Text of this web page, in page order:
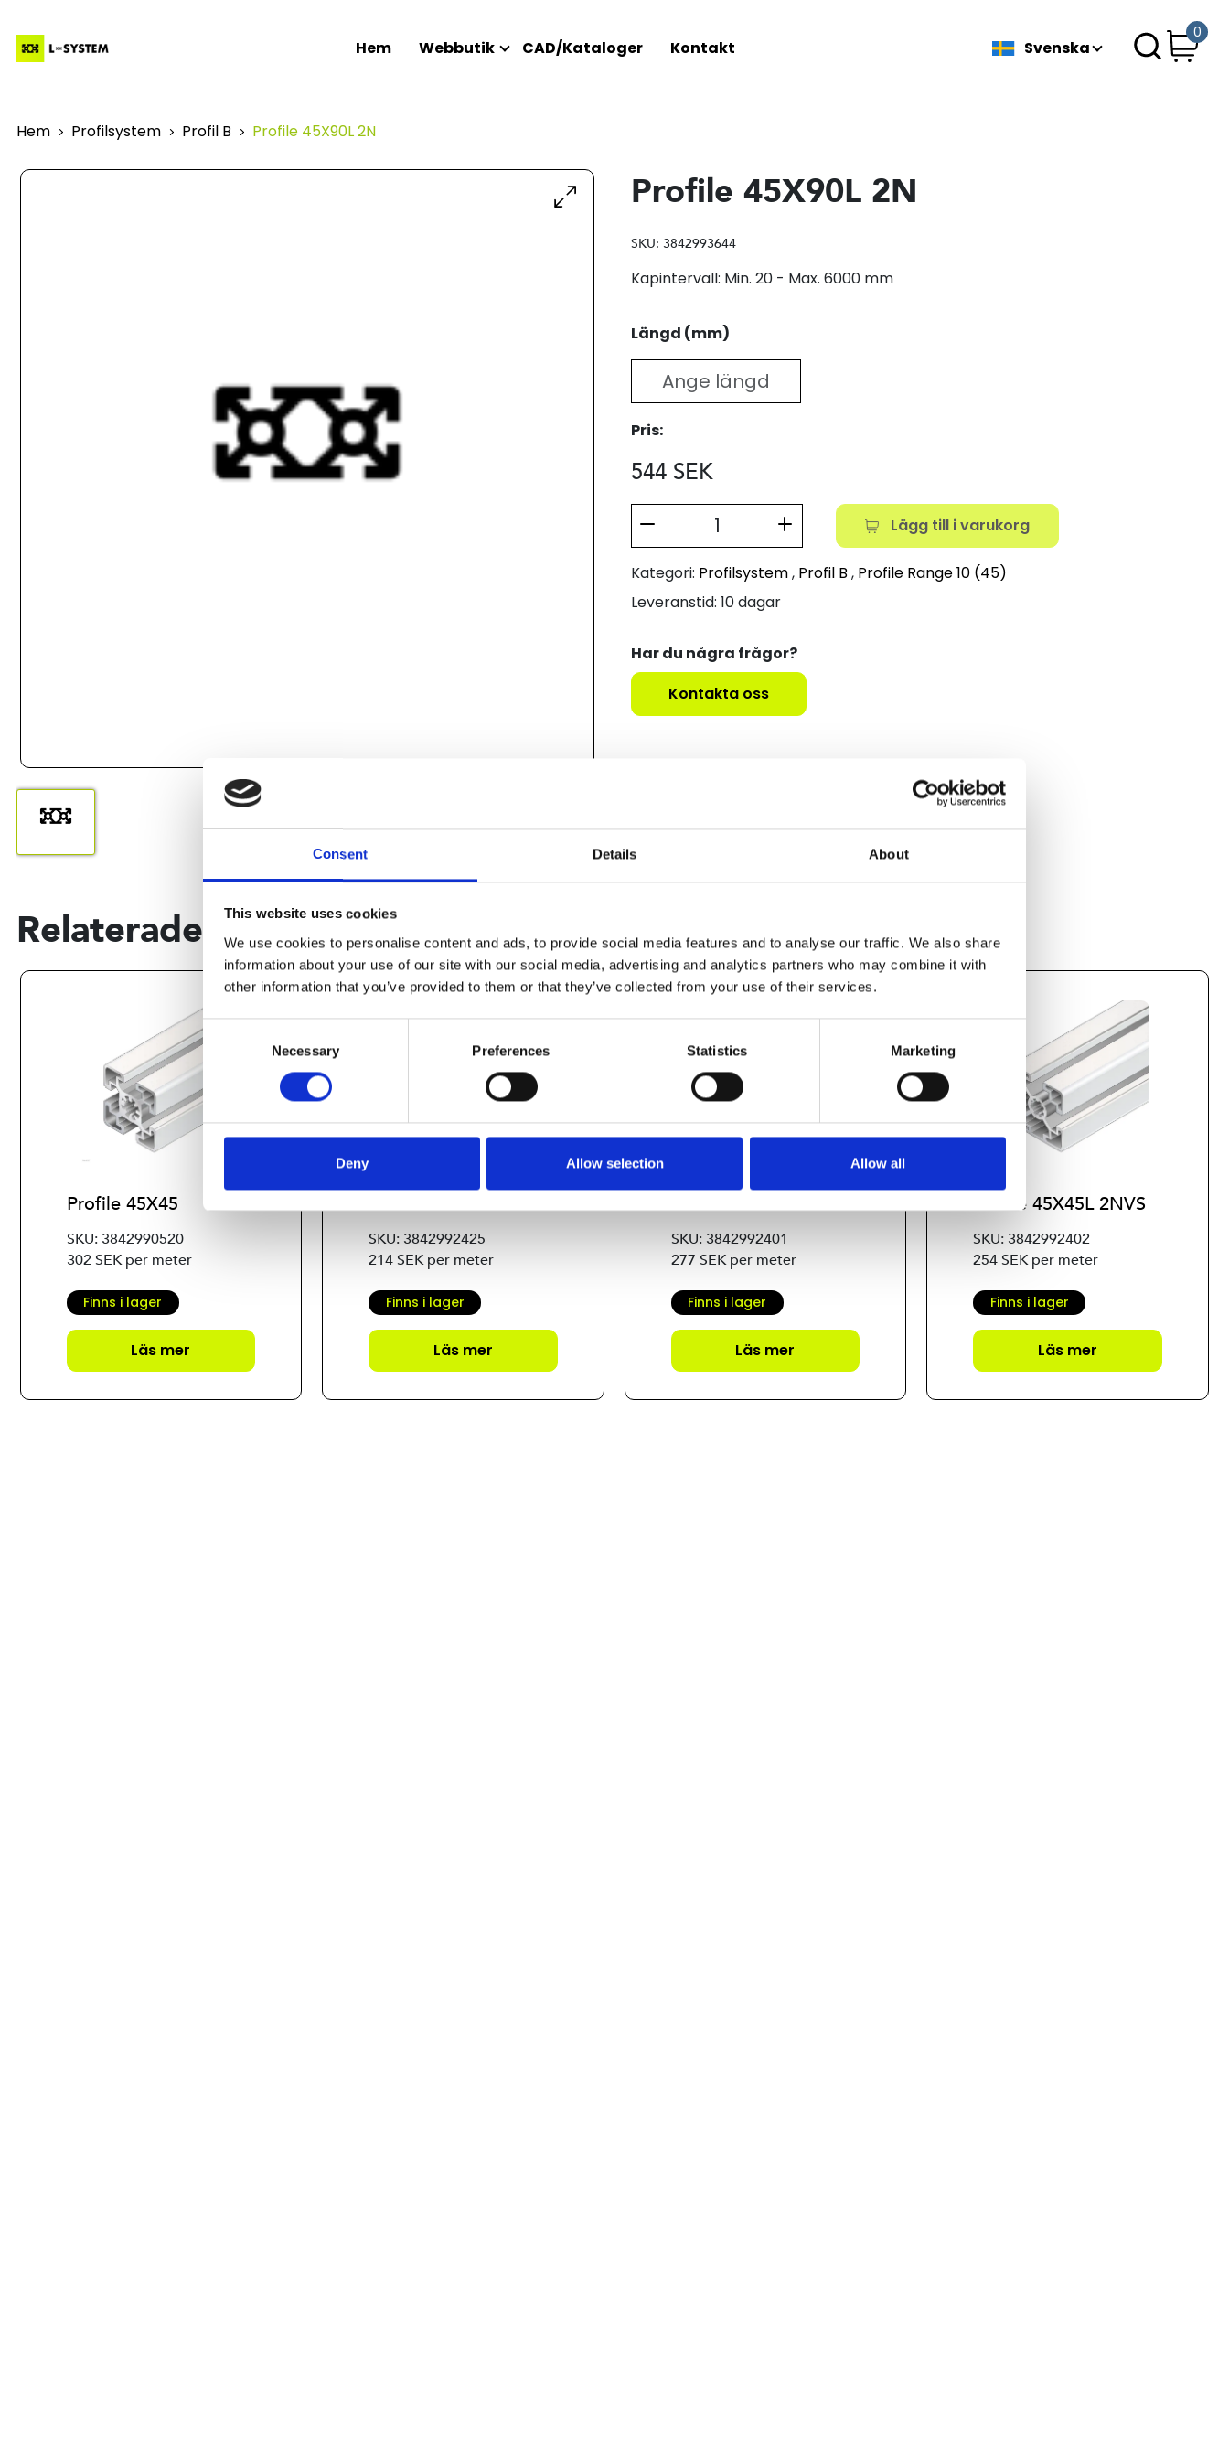
Consent Details About
This website uses cookies
We use cookies to personalise content and ads, to provide social media features and to analyse our traffic. We also share
information about your use of our site with our social media, advertising and analytics partners who may combine it with
other information that you’ve provided to them or that they’ve collected from your use of their services.
Consent
Necessary Preferences Statistics Marketing
Deny Allow selection Allow all
Hem Webbutik CAD/Kataloger Kontakt Svenska
0
Hem Profilsystem Profil B Profile 45X90L 2N
Profile 45X90L 2N
SKU: 3842993644
Kapintervall: Min. 20 - Max. 6000 mm
Längd (mm)
Pris:
544 SEK
Lägg till i varukorg
Kategori: Profilsystem, Profil B , Profile Range 10 (45)
Leveranstid: 10 dagar
Har du några frågor?
Kontakta oss
Relaterade produkter
Profile 45X45
SKU: 3842990520
302 SEK per meter
Finns i lager
Läs mer
Profile 45X45L
SKU: 3842992425
214 SEK per meter
Finns i lager
Läs mer
Profile 45X45L 1N
SKU: 3842992401
277 SEK per meter
Finns i lager
Läs mer
Profile 45X45L 2NVS
SKU: 3842992402
254 SEK per meter
Finns i lager
Läs mer